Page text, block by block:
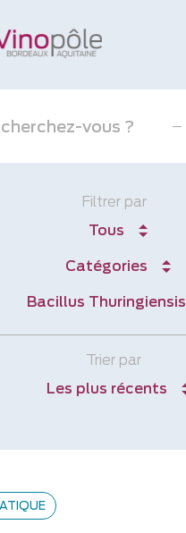
—
Filtrer par
Tous
Catégories
Bacillus Thuringiensis
Trier par
Les plus récents